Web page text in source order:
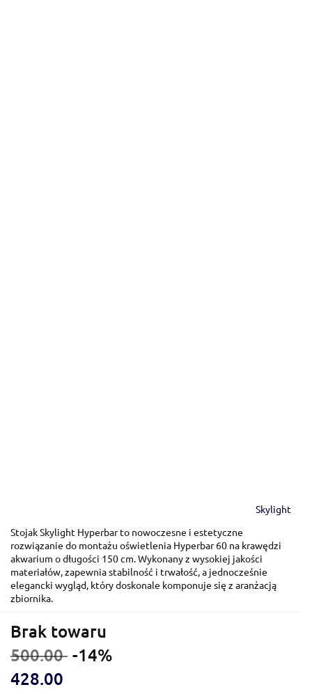
Skylight
Stojak Skylight Hyperbar to nowoczesne i estetyczne
rozwiązanie do montażu oświetlenia Hyperbar 60 na krawędzi
akwarium o długości 150 cm. Wykonany z wysokiej jakości
materiałów, zapewnia stabilność i trwałość, a jednocześnie
elegancki wygląd, który doskonale komponuje się z aranżacją
zbiornika.
Brak towaru
500.00 -14%
428.00